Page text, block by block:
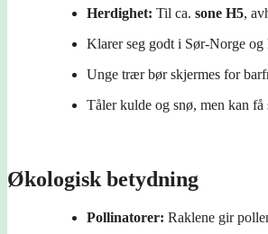
Herdighet: Til ca. sone H5,
Klarer seg godt i Sør-Norge
Unge trær bør skjermes for
Tåler kulde og snø, men kan
Økologisk betydning
Pollinatorer: Raklene gir